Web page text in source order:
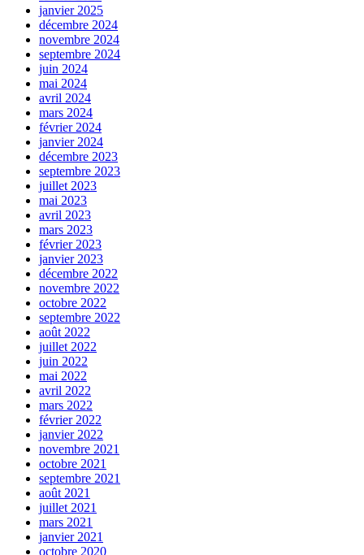
janvier 2025
décembre 2024
novembre 2024
septembre 2024
juin 2024
mai 2024
avril 2024
mars 2024
février 2024
janvier 2024
décembre 2023
septembre 2023
juillet 2023
mai 2023
avril 2023
mars 2023
février 2023
janvier 2023
décembre 2022
novembre 2022
octobre 2022
septembre 2022
août 2022
juillet 2022
juin 2022
mai 2022
avril 2022
mars 2022
février 2022
janvier 2022
novembre 2021
octobre 2021
septembre 2021
août 2021
juillet 2021
mars 2021
janvier 2021
octobre 2020